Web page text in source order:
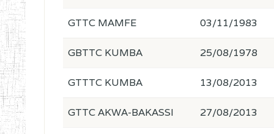
GTTC MAMFE 03/11/1983
GBTTC KUMBA 25/08/1978
GTTTC KUMBA 13/08/2013
GTTC AKWA-BAKASSI 27/08/2013